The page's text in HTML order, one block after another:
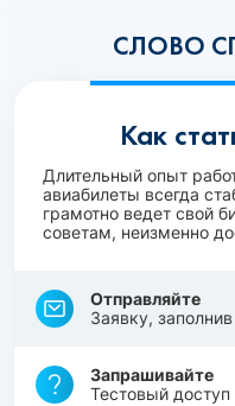
СЛОВО
Как
Длительный опыт
авиабилеты всегда
грамотно ведет свой
советам, неизменно
Отправляйте
Заявку,
Запрашивайте
Тестовый